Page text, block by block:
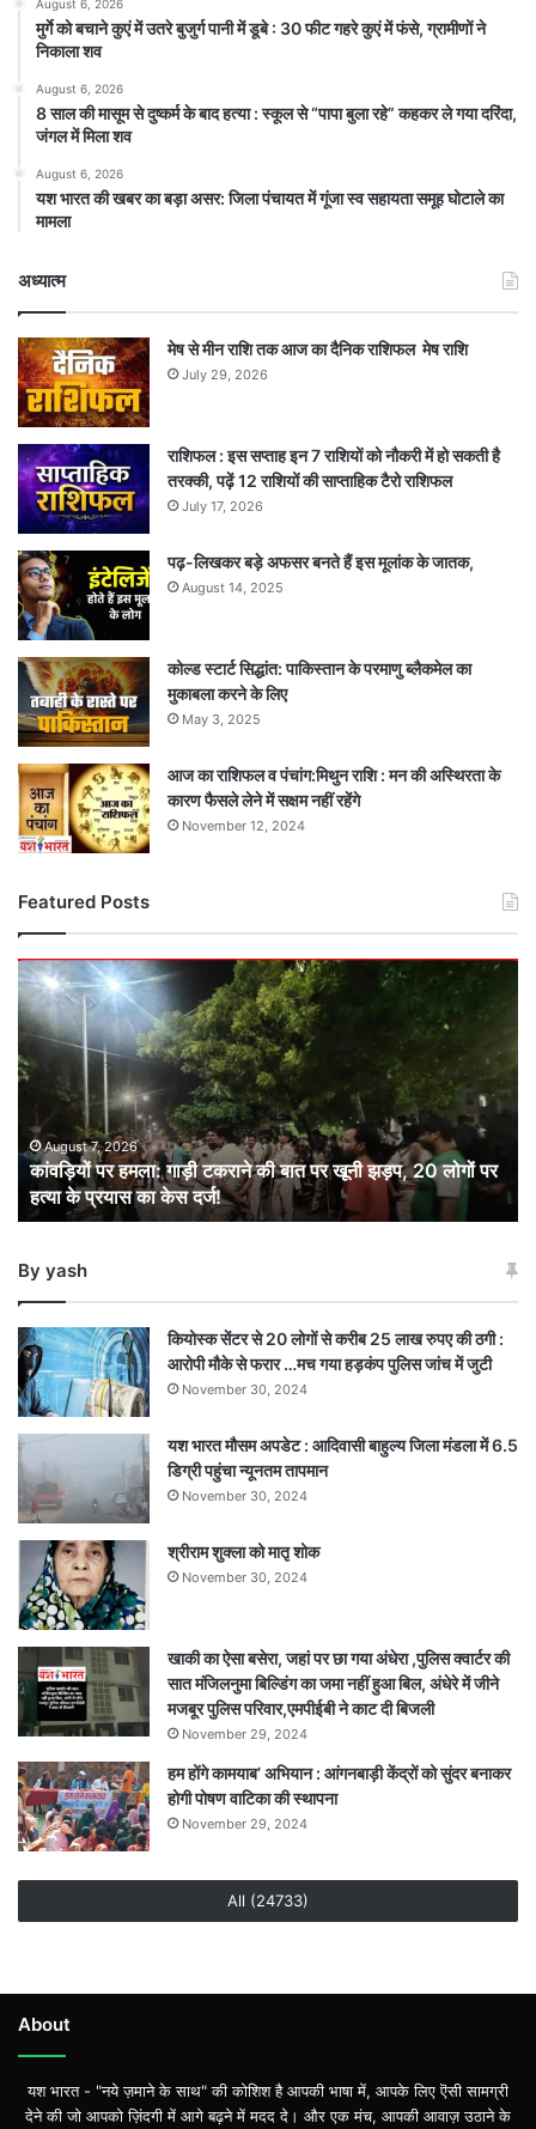
August 6, 2026
मुर्गे को बचाने कुएं में उतरे बुजुर्ग पानी में डूबे : 30 फीट गहरे कुएं में फंसे, ग्रामीणों ने
निकाला शव
August 6, 2026
8 साल की मासूम से दुष्कर्म के बाद हत्या : स्कूल से “पापा बुला रहे” कहकर ले गया दरिंदा,
जंगल में मिला शव
August 6, 2026
यश भारत की खबर का बड़ा असर: जिला पंचायत में गूंजा स्व सहायता समूह घोटाले का
मामला
अध्यात्म
मेष से मीन राशि तक आज का दैनिक राशिफल मेष राशि
July 29, 2026
राशिफल : इस सप्ताह इन 7 राशियों को नौकरी में हो सकती है
तरक्की, पढ़ें 12 राशियों की साप्ताहिक टैरो राशिफल
July 17, 2026
पढ़-लिखकर बड़े अफसर बनते हैं इस मूलांक के जातक,
August 14, 2025
कोल्ड स्टार्ट सिद्धांत: पाकिस्तान के परमाणु ब्लैकमेल का
मुकाबला करने के लिए
May 3, 2025
आज का राशिफल व पंचांग:मिथुन राशि : मन की अस्थिरता के
कारण फैसले लेने में सक्षम नहीं रहेंगे
November 12, 2024
Featured Posts
कांवड़ियों
पर
हमला:
गाड़ी
टकराने
पर
खूनी
झड़प,
20
पर
प्रयास
का
केस
दर्ज!
August 7, 2026
कांवड़ियों पर हमला: गाड़ी टकराने की बात पर खूनी झड़प, 20 लोगों पर
हत्या के प्रयास का केस दर्ज!
By yash
कियोस्क सेंटर से 20 लोगों से करीब 25 लाख रुपए की ठगी :
आरोपी मौके से फरार …मच गया हड़कंप पुलिस जांच में जुटी
November 30, 2024
यश भारत मौसम अपडेट : आदिवासी बाहुल्य जिला मंडला में 6.5
डिग्री पहुंचा न्यूनतम तापमान
November 30, 2024
श्रीराम शुक्ला को मातृ शोक
November 30, 2024
खाकी का ऐसा बसेरा, जहां पर छा गया अंधेरा ,पुलिस क्वार्टर की
सात मंजिलनुमा बिल्डिंग का जमा नहीं हुआ बिल, अंधेरे में जीने
मजबूर पुलिस परिवार,एमपीईबी ने काट दी बिजली
November 29, 2024
हम होंगे कामयाब’ अभियान : आंगनबाड़ी केंद्रों को सुंदर बनाकर
होगी पोषण वाटिका की स्थापना
November 29, 2024
All (24733)
About
यश भारत - "नये ज़माने के साथ" की कोशिश है आपकी भाषा में, आपके लिए ऎसी सामग्री
देने की जो आपको ज़िंदगी में आगे बढ़ने में मदद दे। और एक मंच, आपकी आवाज़ उठाने के